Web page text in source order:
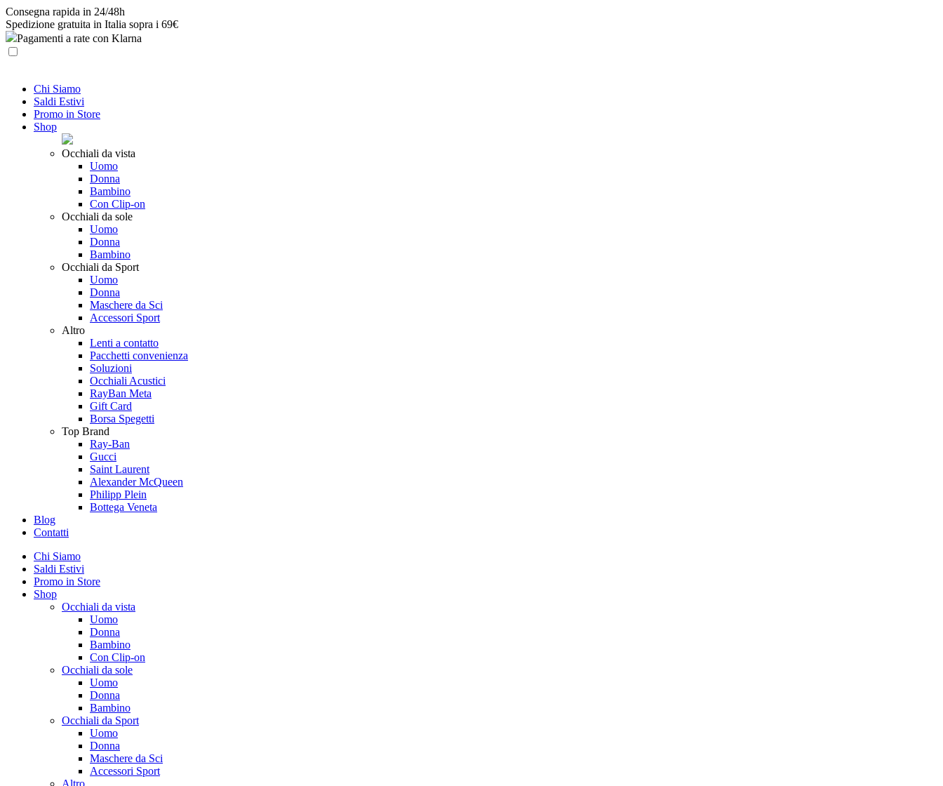
Skip
to
content
Consegna rapida in 24/48h
Spedizione gratuita in Italia sopra i 69€
Pagamenti a rate con Klarna
Chi Siamo
Saldi Estivi
Promo in Store
Shop
Occhiali da vista
Uomo
Donna
Bambino
Con Clip-on
Occhiali da sole
Uomo
Donna
Bambino
Occhiali da Sport
Uomo
Donna
Maschere da Sci
Accessori Sport
Altro
Lenti a contatto
Pacchetti convenienza
Soluzioni
Occhiali Acustici
RayBan Meta
Gift Card
Borsa Spegetti
Top Brand
Ray-Ban
Gucci
Saint Laurent
Alexander McQueen
Philipp Plein
Bottega Veneta
Blog
Contatti
Chi Siamo
Saldi Estivi
Promo in Store
Shop
Occhiali da vista
Uomo
Donna
Bambino
Con Clip-on
Occhiali da sole
Uomo
Donna
Bambino
Occhiali da Sport
Uomo
Donna
Maschere da Sci
Accessori Sport
Altro